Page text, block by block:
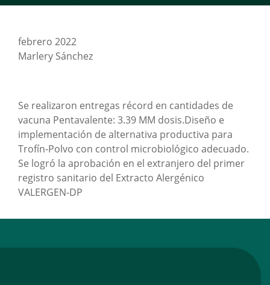
febrero 2022
Marlery Sánchez
Se realizaron entregas récord en cantidades de
vacuna Pentavalente: 3.39 MM dosis.Diseño e
implementación de alternativa productiva para
Trofín-Polvo con control microbiológico adecuado.
Se logró la aprobación en el extranjero del primer
registro sanitario del Extracto Alergénico
VALERGEN-DP